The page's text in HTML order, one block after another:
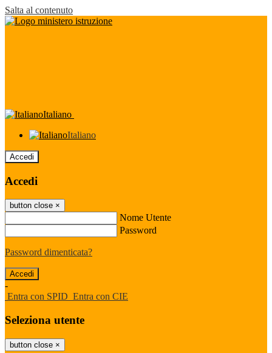
Salta al contenuto
Italiano
Italiano
Accedi
Accedi
button close ×
Nome Utente
Password
Password dimenticata?
-
Entra con SPID Entra con CIE
Seleziona utente
button close ×